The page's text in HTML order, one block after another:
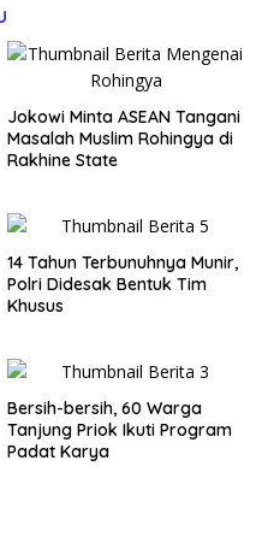
Jokowi Minta ASEAN Tangani
Masalah Muslim Rohingya di
Rakhine State
14 Tahun Terbunuhnya Munir,
Polri Didesak Bentuk Tim
Khusus
Bersih-bersih, 60 Warga
Tanjung Priok Ikuti Program
Padat Karya